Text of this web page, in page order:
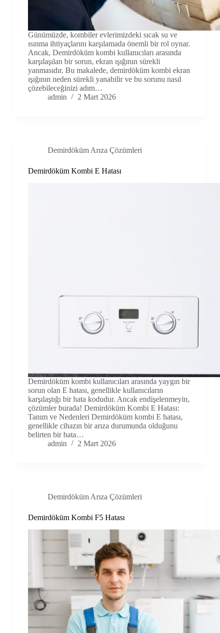
Günümüzde, kombiler evlerimizdeki sıcak su ve
ısınma ihtiyaçlarını karşılamada önemli bir rol oynar.
Ancak, Demirdöküm kombi kullanıcıları arasında
karşılaşılan bir sorun, ekran ışığının sürekli
yanmasıdır. Bu makalede, demirdöküm kombi ekran
ışığının neden sürekli yanabilir ve bu sorunu nasıl
çözebileceğinizi adım…
admin
2 Mart 2026
Demirdöküm Arıza Çözümleri
Demirdöküm Kombi E Hatası
Demirdöküm kombi kullanıcıları arasında yaygın bir
sorun olan E hatası, genellikle kullanıcıların
karşılaştığı bir hata kodudur. Ancak endişelenmeyin,
çözümler burada! Demirdöküm Kombi E Hatası:
Tanım ve Nedenleri Demirdöküm kombi E hatası,
genellikle cihazın bir arıza durumunda olduğunu
belirten bir hata…
admin
2 Mart 2026
Demirdöküm Arıza Çözümleri
Demirdöküm Kombi F5 Hatası